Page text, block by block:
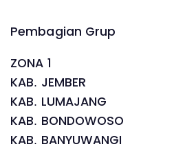
Pembagian Grup
ZONA 1
KAB. JEMBER
KAB. LUMAJANG
KAB. BONDOWOSO
KAB. BANYUWANGI